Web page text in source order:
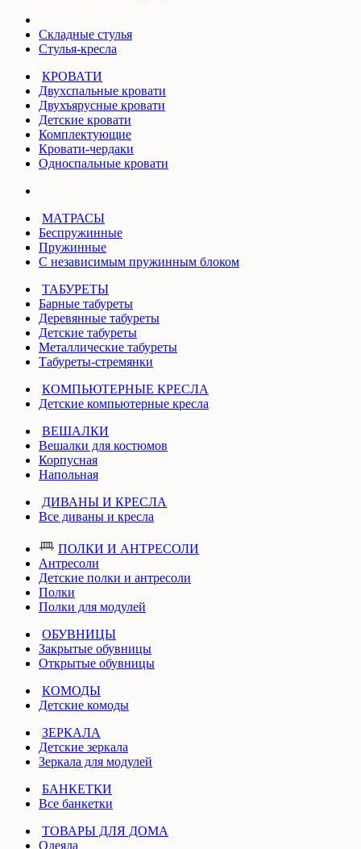
Складные стулья
Стулья-кресла
КРОВАТИ
Двухспальные кровати
Двухъярусные кровати
Детские кровати
Комплектующие
Кровати-чердаки
Односпальные кровати
МАТРАСЫ
Беспружинные
Пружинные
С независимым пружинным блоком
ТАБУРЕТЫ
Барные табуреты
Деревянные табуреты
Детские табуреты
Металлические табуреты
Табуреты-стремянки
КОМПЬЮТЕРНЫЕ КРЕСЛА
Детские компьютерные кресла
ВЕШАЛКИ
Вешалки для костюмов
Корпусная
Напольная
ДИВАНЫ И КРЕСЛА
Все диваны и кресла
ПОЛКИ И АНТРЕСОЛИ
Антресоли
Детские полки и антресоли
Полки
Полки для модулей
ОБУВНИЦЫ
Закрытые обувницы
Открытые обувницы
КОМОДЫ
Детские комоды
ЗЕРКАЛА
Детские зеркала
Зеркала для модулей
БАНКЕТКИ
Все банкетки
ТОВАРЫ ДЛЯ ДОМА
Одеяла